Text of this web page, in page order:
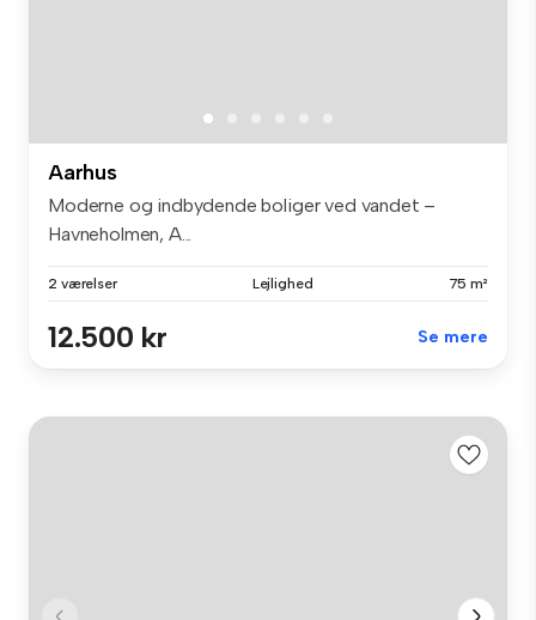
Aarhus
Moderne og indbydende boliger ved vandet –
Havneholmen, A...
2 værelser Lejlighed 75 m²
12.500 kr Se mere